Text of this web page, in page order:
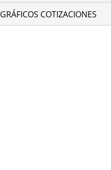
GRÁFICOS COTIZACIONES